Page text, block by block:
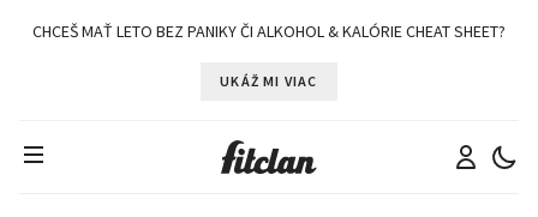
CHCEŠ MAŤ LETO BEZ PANIKY ČI ALKOHOL & KALÓRIE CHEAT SHEET?
UKÁŽ MI VIAC